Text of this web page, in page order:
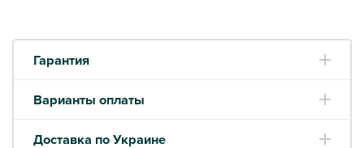
Гарантия
Варианты оплаты
Доставка по Украине